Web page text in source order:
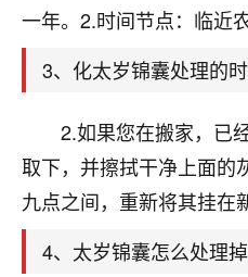
一年。2.时间节点：临近农
3、化太岁锦囊处理的
2.如果您在搬家，已
取下，并擦拭干净上面的
九点之间，重新将其挂在
4、太岁锦囊怎么处理掉
我是做餐饮的，这两年
一家，要么生意不好
家底快败光了，真是
鹿森：你可以找老
啊！
太阳当空赵：我也
是我从找店开始都
址、风水、还有开